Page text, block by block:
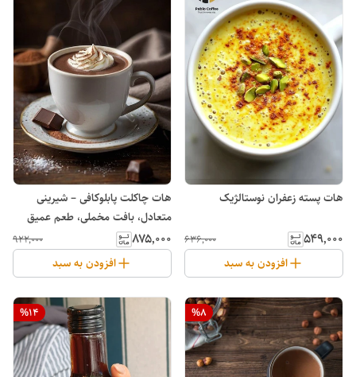
هات پسته زعفران نوستالژیک
۵۴۹٬۰۰۰ ۶۳۶٬۰۰۰
افزودن به سبد
هات چاکلت پابلوکافی – شیرینی
متعادل، بافت مخملی، طعم عمیق
شکلات
۸۷۵٬۰۰۰ ۹۲۲٬۰۰۰
افزودن به سبد
%8
%14